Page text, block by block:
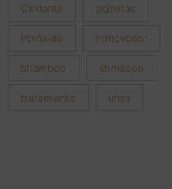
Oxidante peinetas
Peróxido removedor
Shampoo shmapoo
tratamiento uñas